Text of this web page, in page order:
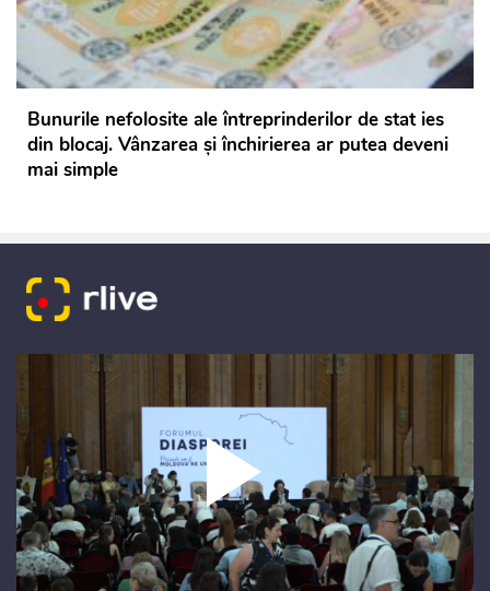
Bunurile nefolosite ale întreprinderilor de stat ies
din blocaj. Vânzarea și închirierea ar putea deveni
mai simple